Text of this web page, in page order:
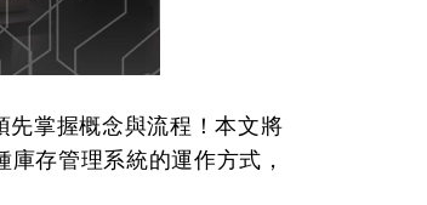
先掌握概念與流程！本文將
存管理系統的運作方式，